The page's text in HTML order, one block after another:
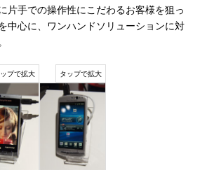
片手での操作性にこだわるお客様を狙っ
中心に、ワンハンドソリューションに対